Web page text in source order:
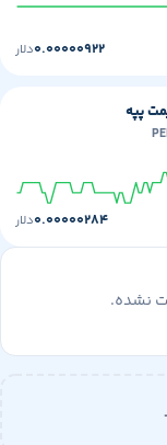
۰.۰۰۰۰۰۹۲۲دلار
۰.۰۰۰۰۰۲۸۴دلار